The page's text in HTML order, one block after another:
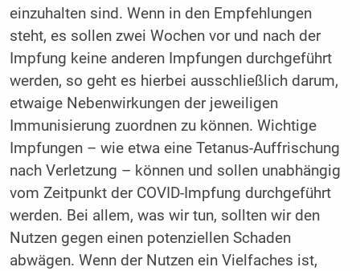
einzuhalten sind. Wenn in den Empfehlungen
steht, es sollen zwei Wochen vor und nach der
Impfung keine anderen Impfungen durchgeführt
werden, so geht es hierbei ausschließlich darum,
etwaige Nebenwirkungen der jeweiligen
Immunisierung zuordnen zu können. Wichtige
Impfungen – wie etwa eine Tetanus-Auffrischung
nach Verletzung – können und sollen unabhängig
vom Zeitpunkt der COVID-Impfung durchgeführt
werden. Bei allem, was wir tun, sollten wir den
Nutzen gegen einen potenziellen Schaden
abwägen. Wenn der Nutzen ein Vielfaches ist,